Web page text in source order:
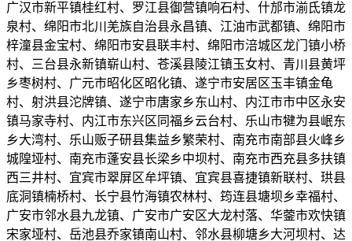
广汉市新平镇桂红村、罗江县御营镇响石村、什邡市湔氐镇龙
泉村、绵阳市北川羌族自治县永昌镇、江油市武都镇、绵阳市
梓潼县金宝村、绵阳市安县联丰村、绵阳市涪城区龙门镇小桥
村、三台县永新镇崭山村、苍溪县陵江镇玉女村、青川县黄坪
乡枣树村、广元市昭化区昭化镇、遂宁市安居区玉丰镇金龟
村、射洪县沱牌镇、遂宁市唐家乡东山村、内江市市中区永安
镇马家寺村、内江市东兴区同福乡云台村、乐山市犍为县岷东
乡大湾村、乐山贩子研县集益乡繁荣村、南充市南部县火峰乡
城隍垭村、南充市蓬安县长梁乡中坝村、南充市西充县多扶镇
西三井村、宜宾市翠屏区牟坪镇、宜宾县喜捷镇新联村、珙县
底洞镇楠桥村、长宁县竹海镇农林村、筠连县塘坝乡幸福村、
广安市邻水县九龙镇、广安市广安区大龙村落、华蓥市欢快镇
宋家垭村、岳池县乔家镇南山村、邻水县柳塘乡大河坝村、达